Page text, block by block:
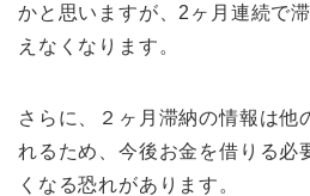
かと思いますが、2ヶ月連続で
えなくなります。
さらに、２ヶ月滞納の情報は他
れるため、今後お金を借りる必
くなる恐れがあります。